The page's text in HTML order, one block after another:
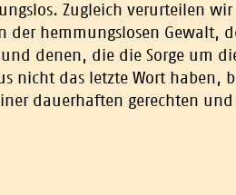
Zugleich verurteilen
der hemmungslosen
denen, die die Sorge um
nicht das letzte Wort
dauerhaften gerechten